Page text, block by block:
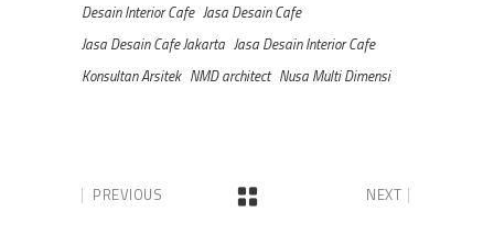
Desain Interior Cafe Jasa Desain Cafe
Jasa Desain Cafe Jakarta Jasa Desain Interior Cafe
Konsultan Arsitek NMD architect Nusa Multi Dimensi
PREVIOUS NEXT